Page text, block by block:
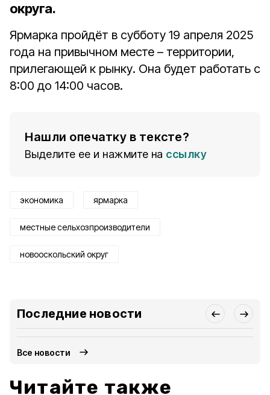
округа.
Ярмарка пройдёт в субботу 19 апреля 2025
года на привычном месте – территории,
прилегающей к рынку. Она будет работать с
8:00 до 14:00 часов.
Нашли опечатку в тексте?
Выделите ее и нажмите на ссылку
экономика ярмарка
местные сельхозпроизводители
новооскольский округ
Последние новости
Все новости
Читайте также